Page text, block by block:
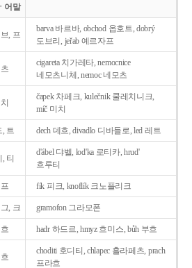
어말
브, 프
barva 바르바, obchod 옵호트, dobrý
도브리, jeřab 예르자프
츠
cigareta 치가레타, nemocnice
네모츠니체, nemoc 네모츠
치
čapek 차페크, kulečnik 쿨레치니크,
míč 미치
, 트 dech 데흐, divadlo 디바들로, led 레트
, 티
d'ábel 댜벨, lod'ka 로티카, hrud'
흐루티
프 fík 피크, knoflík 크노플리크
그, 크 gramofon 그라모폰
흐 hadr 하드르, hmyz 흐미스, bůh 부흐
흐
choditi 호디티, chlapec 흘라페츠, prach
프라흐